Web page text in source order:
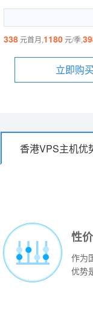
338元首月,1180元/季,
立即购买
香港VPS主机优
性
作为
优势